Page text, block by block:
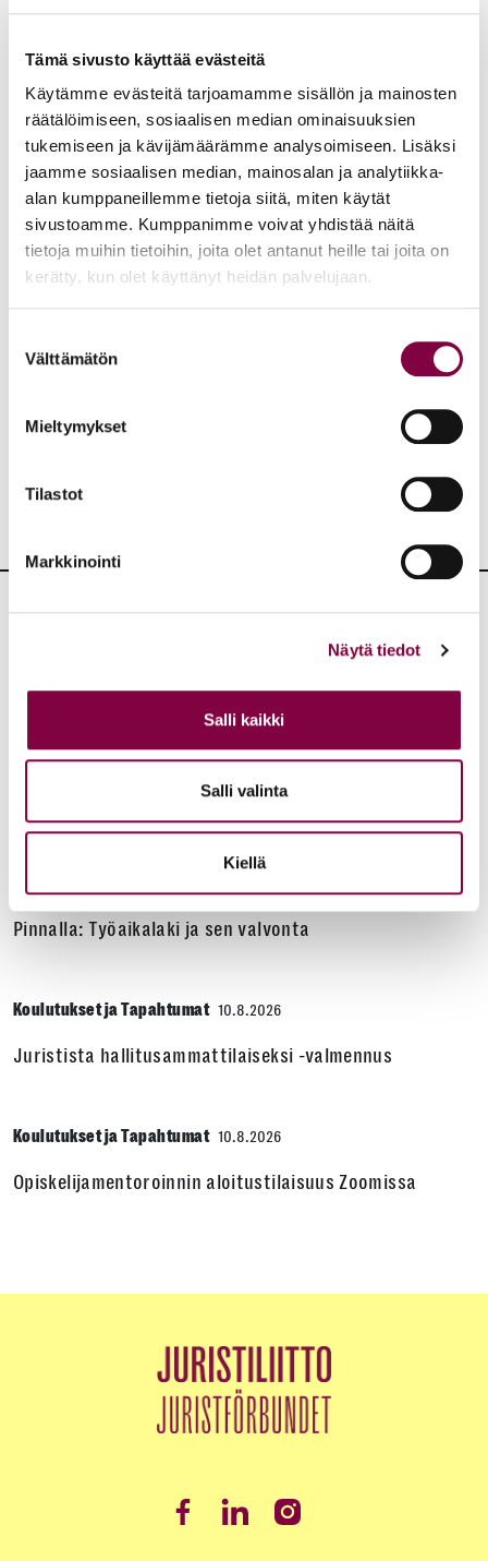
Tämä sivusto käyttää evästeitä
Käytämme evästeitä tarjoamamme sisällön ja mainosten
räätälöimiseen, sosiaalisen median ominaisuuksien
tukemiseen ja kävijämäärämme analysoimiseen. Lisäksi
jaamme sosiaalisen median, mainosalan ja analytiikka-
alan kumppaneillemme tietoja siitä, miten käytät
sivustoamme. Kumppanimme voivat yhdistää näitä
tietoja muihin tietoihin, joita olet antanut heille tai joita on
kerätty, kun olet käyttänyt heidän palvelujaan.
valinta
Välttämätön
Mieltymykset
Tilastot
Markkinointi
Näytä tiedot
Salli kaikki
Salli valinta
Kiellä
kuvia, joita hyödynnämme viestintäkanavissamme.
Juristiliiton kaikissa tilaisuuksissa noudatetaanturvallisen
tilan periaatteita. Kaikki tilaisuuksiimme ja toimintaamme
osallistuvat sitoutuvat periaatteiden noudattamiseen.
Tervetuloa mukaan!
Aiheet:
KAIKKI UUTISET
Koulutukset ja Tapahtumat 10.8.2026
Juristien monet kasvot – Työoikeusjuristi
Pinnalla: Työaikalaki ja sen valvonta
Koulutukset ja Tapahtumat 10.8.2026
Juristista hallitusammattilaiseksi -valmennus
Koulutukset ja Tapahtumat 10.8.2026
Opiskelijamentoroinnin aloitustilaisuus Zoomissa